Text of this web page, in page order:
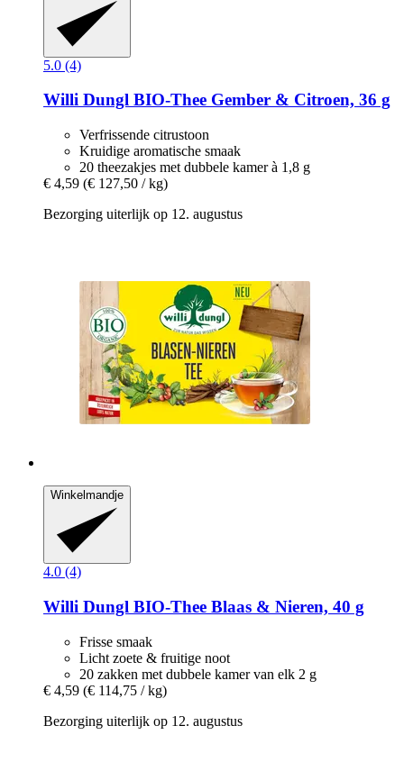
5.0 (4)
Willi Dungl BIO-​Thee Gember & Citroen, 36 g
Verfrissende citrustoon
Kruidige aromatische smaak
20 theezakjes met dubbele kamer à 1,8 g
€ 4,59 (€ 127,50 / kg)
Bezorging uiterlijk op 12. augustus
Winkelmandje
4.0 (4)
Willi Dungl BIO-​Thee Blaas & Nieren, 40 g
Frisse smaak
Licht zoete & fruitige noot
20 zakken met dubbele kamer van elk 2 g
€ 4,59 (€ 114,75 / kg)
Bezorging uiterlijk op 12. augustus